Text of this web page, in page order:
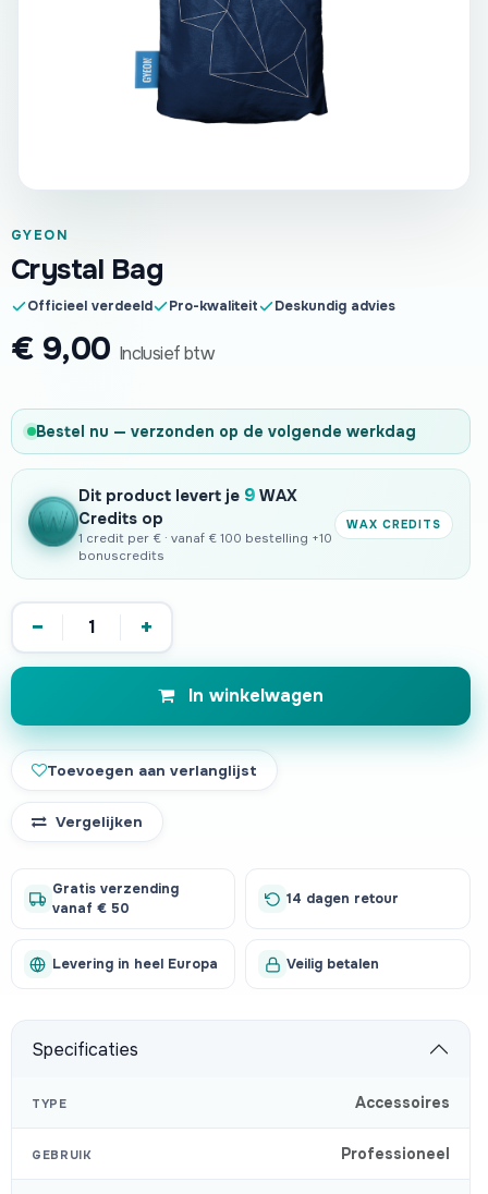
GYEON
Crystal Bag
Officieel verdeeld Pro-kwaliteit Deskundig advies
€ 9,00 Inclusief btw
Bestel nu — verzonden op de volgende werkdag
Dit product levert je 9 WAX
Credits op
1 credit per € · vanaf € 100 bestelling +10
bonuscredits
WAX CREDITS
− +
In winkelwagen
Toevoegen aan verlanglijst
Vergelijken
Gratis verzending
vanaf € 50
14 dagen retour
Levering in heel Europa Veilig betalen
Specificaties
TYPE Accessoires
GEBRUIK Professioneel